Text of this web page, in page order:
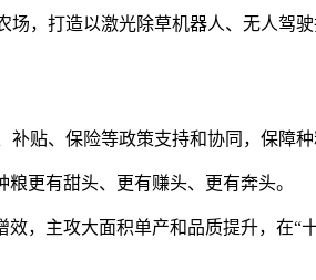
，打造以激光除草机器人、无人驾
贴、保险等政策支持和协同，保障种
更有甜头、更有赚头、更有奔头。
，主攻大面积单产和品质提升，在“